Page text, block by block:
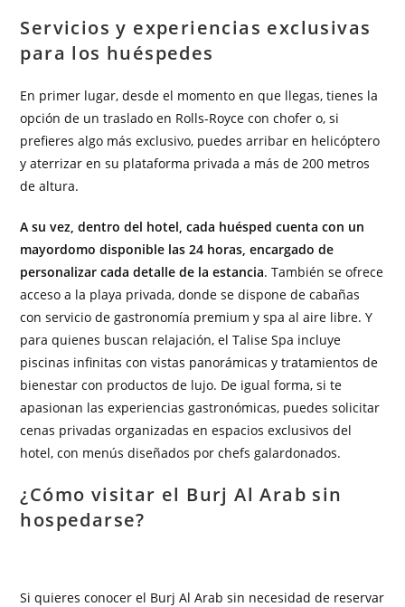
Servicios y experiencias exclusivas
para los huéspedes
En primer lugar, desde el momento en que llegas, tienes la
opción de un traslado en Rolls-Royce con chofer o, si
prefieres algo más exclusivo, puedes arribar en helicóptero
y aterrizar en su plataforma privada a más de 200 metros
de altura.
A su vez, dentro del hotel, cada huésped cuenta con un
mayordomo disponible las 24 horas, encargado de
personalizar cada detalle de la estancia. También se ofrece
acceso a la playa privada, donde se dispone de cabañas
con servicio de gastronomía premium y spa al aire libre. Y
para quienes buscan relajación, el Talise Spa incluye
piscinas infinitas con vistas panorámicas y tratamientos de
bienestar con productos de lujo. De igual forma, si te
apasionan las experiencias gastronómicas, puedes solicitar
cenas privadas organizadas en espacios exclusivos del
hotel, con menús diseñados por chefs galardonados.
¿Cómo visitar el Burj Al Arab sin
hospedarse?
Si quieres conocer el Burj Al Arab sin necesidad de reservar